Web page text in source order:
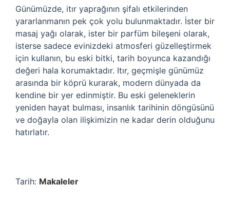
Günümüzde, itır yaprağının şifalı etkilerinden
yararlanmanın pek çok yolu bulunmaktadır. İster bir
masaj yağı olarak, ister bir parfüm bileşeni olarak,
isterse sadece evinizdeki atmosferi güzelleştirmek
için kullanın, bu eski bitki, tarih boyunca kazandığı
değeri hala korumaktadır. Itır, geçmişle günümüz
arasında bir köprü kurarak, modern dünyada da
kendine bir yer edinmiştir. Bu eski geleneklerin
yeniden hayat bulması, insanlık tarihinin döngüsünü
ve doğayla olan ilişkimizin ne kadar derin olduğunu
hatırlatır.
Tarih: Makaleler